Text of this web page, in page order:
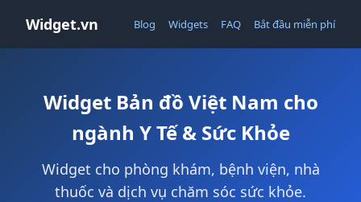
Widget.vn Blog Widgets FAQ Bắt đầu miễn phí
Widget Bản đồ Việt Nam cho
ngành Y Tế & Sức Khỏe
Widget cho phòng khám, bệnh viện, nhà
thuốc và dịch vụ chăm sóc sức khỏe.